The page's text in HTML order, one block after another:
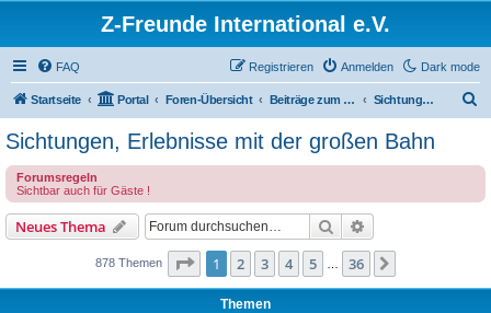
Z-Freunde International e.V.
Dark mode
FAQ Anmelden
Registrieren
Startseite Portal Foren-Übersicht Beiträge zum Vorbild Sichtungen, Erlebnisse mit der großen Bahn
e
Sichtungen, Erlebnisse mit der großen Bahn
Forumsregeln
Sichtbar auch für Gäste !
Neues Thema Suche
878 Themen Seite 1von 36
1 2 3 4 5 36
Themen